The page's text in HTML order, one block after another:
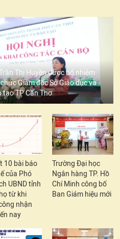
Thị Huyền được bổ nhiệm
Giám đốc Sở Giáo dục và
tạo TP Cần Thơ
10 bài báo
của Phó
UBND tỉnh
từ khi
nhận
nay
Trường Đại học
Ngân hàng TP. Hồ
Chí Minh công bố
Ban Giám hiệu mới